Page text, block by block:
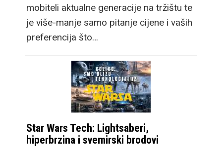
mobiteli aktualne generacije na tržištu te
je više-manje samo pitanje cijene i vaših
preferencija što…
Star Wars Tech: Lightsaberi,
hiperbrzina i svemirski brodovi